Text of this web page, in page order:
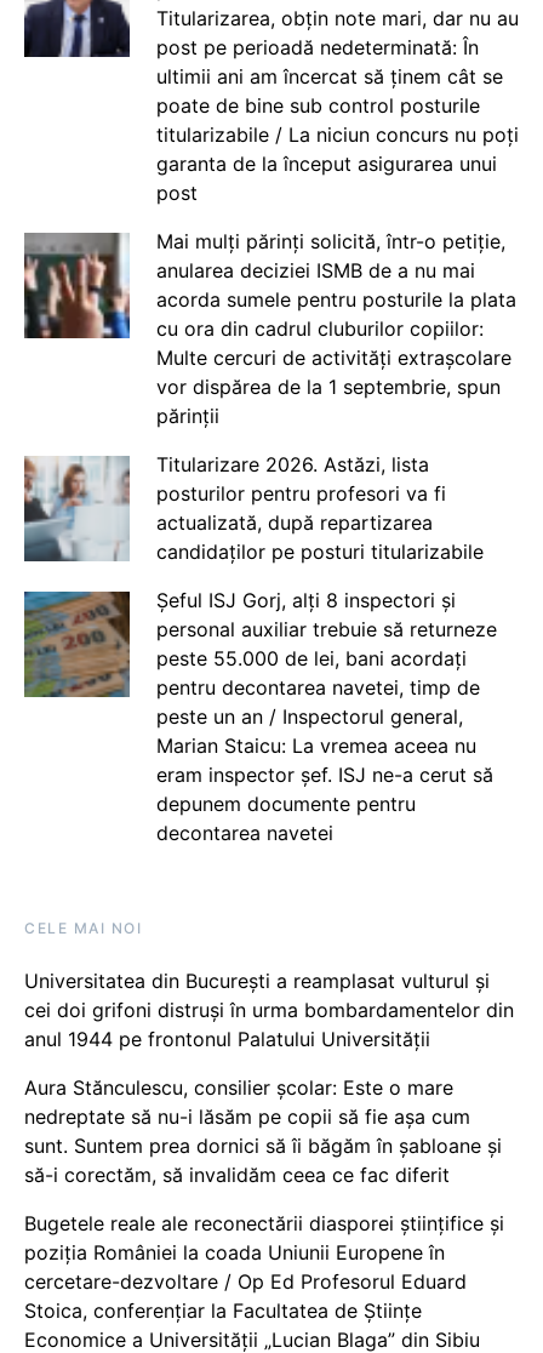
Titularizarea, obțin note mari, dar nu au
post pe perioadă nedeterminată: În
ultimii ani am încercat să ținem cât se
poate de bine sub control posturile
titularizabile / La niciun concurs nu poți
garanta de la început asigurarea unui
post
Mai mulți părinți solicită, într-o petiție,
anularea deciziei ISMB de a nu mai
acorda sumele pentru posturile la plata
cu ora din cadrul cluburilor copiilor:
Multe cercuri de activități extrașcolare
vor dispărea de la 1 septembrie, spun
părinții
Titularizare 2026. Astăzi, lista
posturilor pentru profesori va fi
actualizată, după repartizarea
candidaților pe posturi titularizabile
Șeful ISJ Gorj, alți 8 inspectori și
personal auxiliar trebuie să returneze
peste 55.000 de lei, bani acordați
pentru decontarea navetei, timp de
peste un an / Inspectorul general,
Marian Staicu: La vremea aceea nu
eram inspector șef. ISJ ne-a cerut să
depunem documente pentru
decontarea navetei
CELE MAI NOI
Universitatea din București a reamplasat vulturul și
cei doi grifoni distruși în urma bombardamentelor din
anul 1944 pe frontonul Palatului Universității
Aura Stănculescu, consilier școlar: Este o mare
nedreptate să nu-i lăsăm pe copii să fie așa cum
sunt. Suntem prea dornici să îi băgăm în șabloane și
să-i corectăm, să invalidăm ceea ce fac diferit
Bugetele reale ale reconectării diasporei științifice și
poziția României la coada Uniunii Europene în
cercetare-dezvoltare / Op Ed Profesorul Eduard
Stoica, conferențiar la Facultatea de Științe
Economice a Universității „Lucian Blaga” din Sibiu